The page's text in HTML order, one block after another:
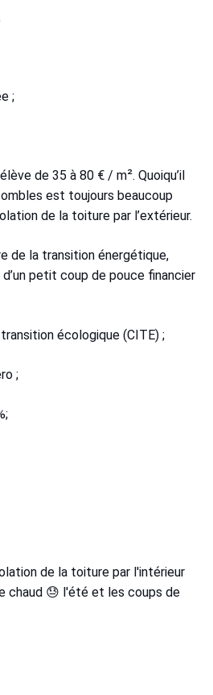
;
de 35 à 80 € / m². Quoiqu’il
est toujours beaucoup
de la toiture par l’extérieur.
de la transition énergétique,
petit coup de pouce financier
écologique (CITE) ;
;
de la toiture par l'intérieur
chaud 😓 l'été et les coups de